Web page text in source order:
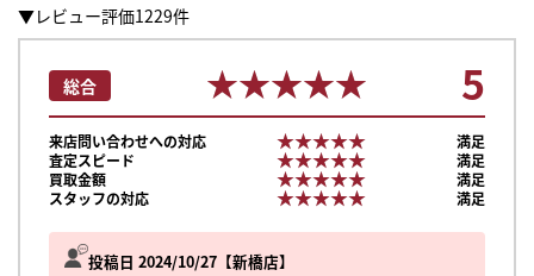
▼レビュー評価1229件
投稿日 2024/10/27 新橋店
総合 ★★★★★
★★★★★ 5
来店問い合わせへの対応 ★★★★★
★★★★★
満足
査定スピード
★★★★★
★★★★★
満足
買取金額
★★★★★
★★★★★
満足
スタッフの対応
★★★★★
★★★★★ 満足